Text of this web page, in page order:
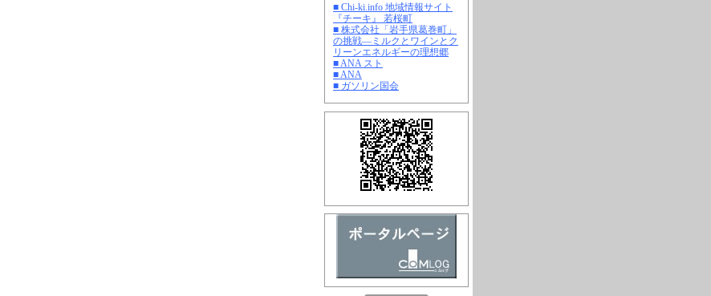
■ Chi-ki.info 地域情報サイト
『チーキ』 若桜町
■ 株式会社「岩手県葛巻町」
の挑戦―ミルクとワインとク
リーンエネルギーの理想郷
■ ANA スト
■ ANA
■ ガソリン国会